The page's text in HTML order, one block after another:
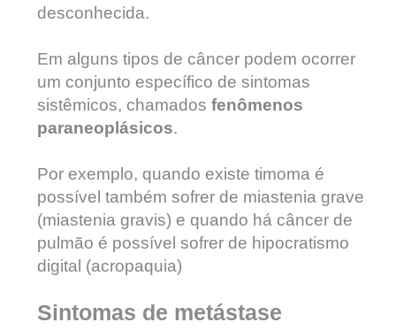
desconhecida.
Em alguns tipos de câncer podem ocorrer
um conjunto específico de sintomas
sistêmicos, chamados fenômenos
paraneoplásicos.
Por exemplo, quando existe timoma é
possível também sofrer de miastenia grave
(miastenia gravis) e quando há câncer de
pulmão é possível sofrer de hipocratismo
digital (acropaquia)
Sintomas de metástase